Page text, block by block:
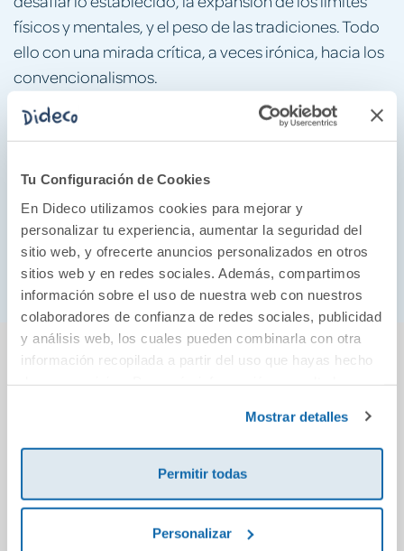
Tu Configuración de Cookies
En Dideco utilizamos cookies para mejorar y
personalizar tu experiencia, aumentar la seguridad del
sitio web, y ofrecerte anuncios personalizados en otros
sitios web y en redes sociales. Además, compartimos
información sobre el uso de nuestra web con nuestros
colaboradores de confianza de redes sociales, publicidad
y análisis web, los cuales pueden combinarla con otra
información recopilada a partir del uso que hayas hecho
Mostrar detalles
Permitir todas
Personalizar
físicos y mentales, y el peso de las tradiciones. Todo
ello con una mirada crítica, a veces irónica, hacia los
convencionalismos.
«Una órbita es un camino que seguimos una vez
adquirida la inercia necesaria para emprender el
explorado múltiples trayectorias, es la curiosidad.
Este libro es un compendio de algunos de esos
caminos explorados, de los apuntes extraídos y de
los rincones que aún están por descubrir».
También podría gustarte...